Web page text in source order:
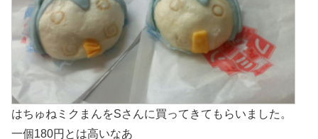
はちゅねミクまんをSさんに買ってきてもらいました。
一個180円とは高いなあ